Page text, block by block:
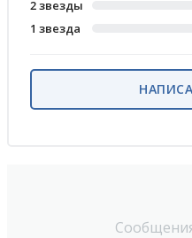
2 звезды
1 звезда